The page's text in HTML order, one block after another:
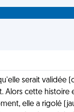
serait validée
cette histoire
elle a rigolé